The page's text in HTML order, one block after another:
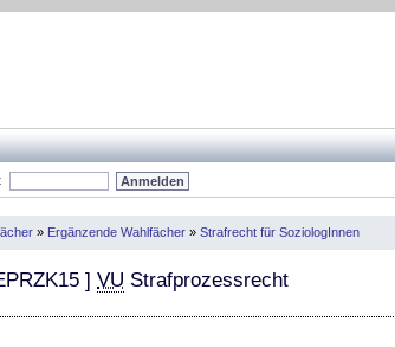
» Ergänzende Wahlfächer » Strafrecht für SoziologInnen
] VU Strafprozessrecht